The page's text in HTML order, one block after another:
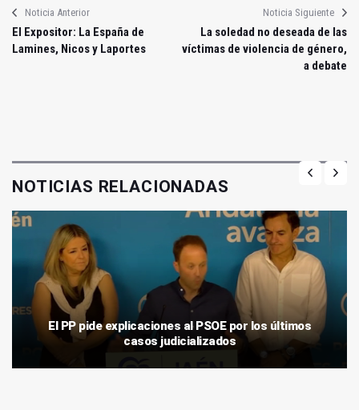
Noticia Anterior
El Expositor: La España de
Lamines, Nicos y Laportes
Noticia Siguiente
La soledad no deseada de las
víctimas de violencia de género,
a debate
NOTICIAS RELACIONADAS
El PP pide explicaciones al PSOE por los últimos
casos judicializados